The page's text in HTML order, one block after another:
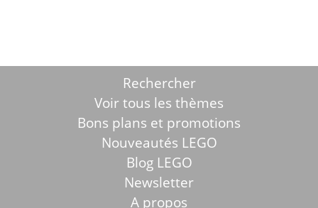
Rechercher
Voir tous les thèmes
Bons plans et promotions
Nouveautés LEGO
Blog LEGO
Newsletter
A propos